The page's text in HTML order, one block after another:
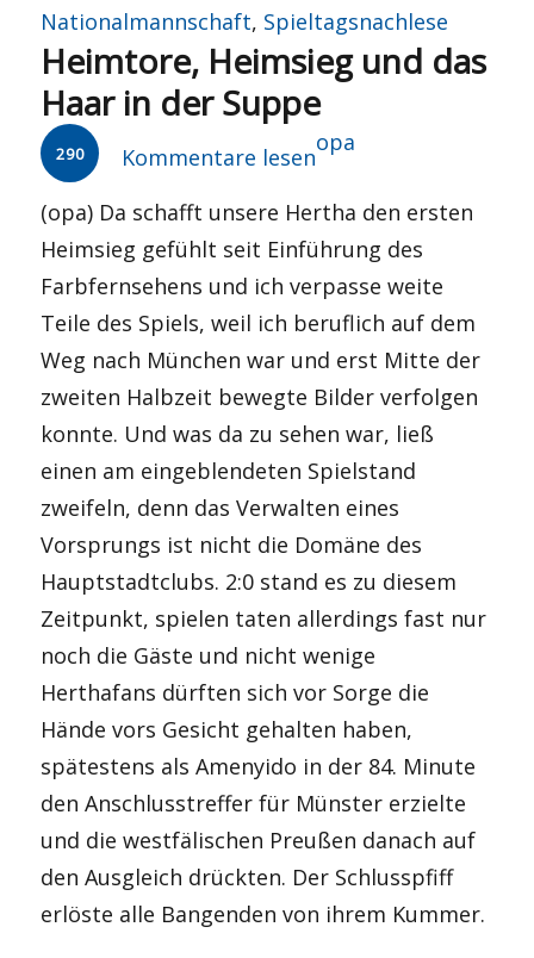
Nationalmannschaft, Spieltagsnachlese
Heimtore, Heimsieg und das
Haar in der Suppe
290 Kommentare lesen
Autor
opa
(opa) Da schafft unsere Hertha den ersten
Heimsieg gefühlt seit Einführung des
Farbfernsehens und ich verpasse weite
Teile des Spiels, weil ich beruflich auf dem
Weg nach München war und erst Mitte der
zweiten Halbzeit bewegte Bilder verfolgen
konnte. Und was da zu sehen war, ließ
einen am eingeblendeten Spielstand
zweifeln, denn das Verwalten eines
Vorsprungs ist nicht die Domäne des
Hauptstadtclubs. 2:0 stand es zu diesem
Zeitpunkt, spielen taten allerdings fast nur
noch die Gäste und nicht wenige
Herthafans dürften sich vor Sorge die
Hände vors Gesicht gehalten haben,
spätestens als Amenyido in der 84. Minute
den Anschlusstreffer für Münster erzielte
und die westfälischen Preußen danach auf
den Ausgleich drückten. Der Schlusspfiff
erlöste alle Bangenden von ihrem Kummer.